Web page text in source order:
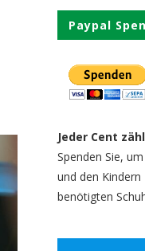
Paypal
Jeder Cent
Spenden Sie,
und den
benötigten